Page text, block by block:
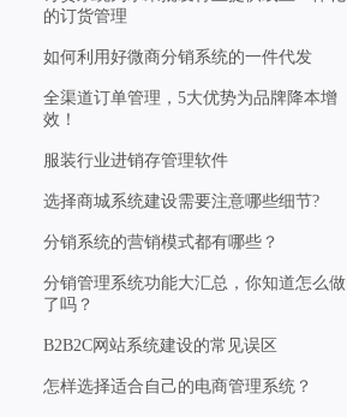
的订货管理
如何利用好微商分销系统的一件代发
全渠道订单管理，5大优势为品牌降本增
效！
服装行业进销存管理软件
选择商城系统建设需要注意哪些细节?
分销系统的营销模式都有哪些？
分销管理系统功能大汇总，你知道怎么做
了吗？
B2B2C网站系统建设的常见误区
怎样选择适合自己的电商管理系统？